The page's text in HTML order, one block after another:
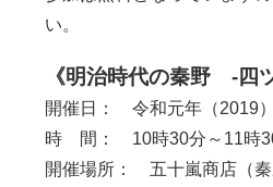
い。
《明治時代の秦野 -四
開催日： 令和元年（2019）
時 間： 10時30分～11時
開催場所： 五十嵐商店（